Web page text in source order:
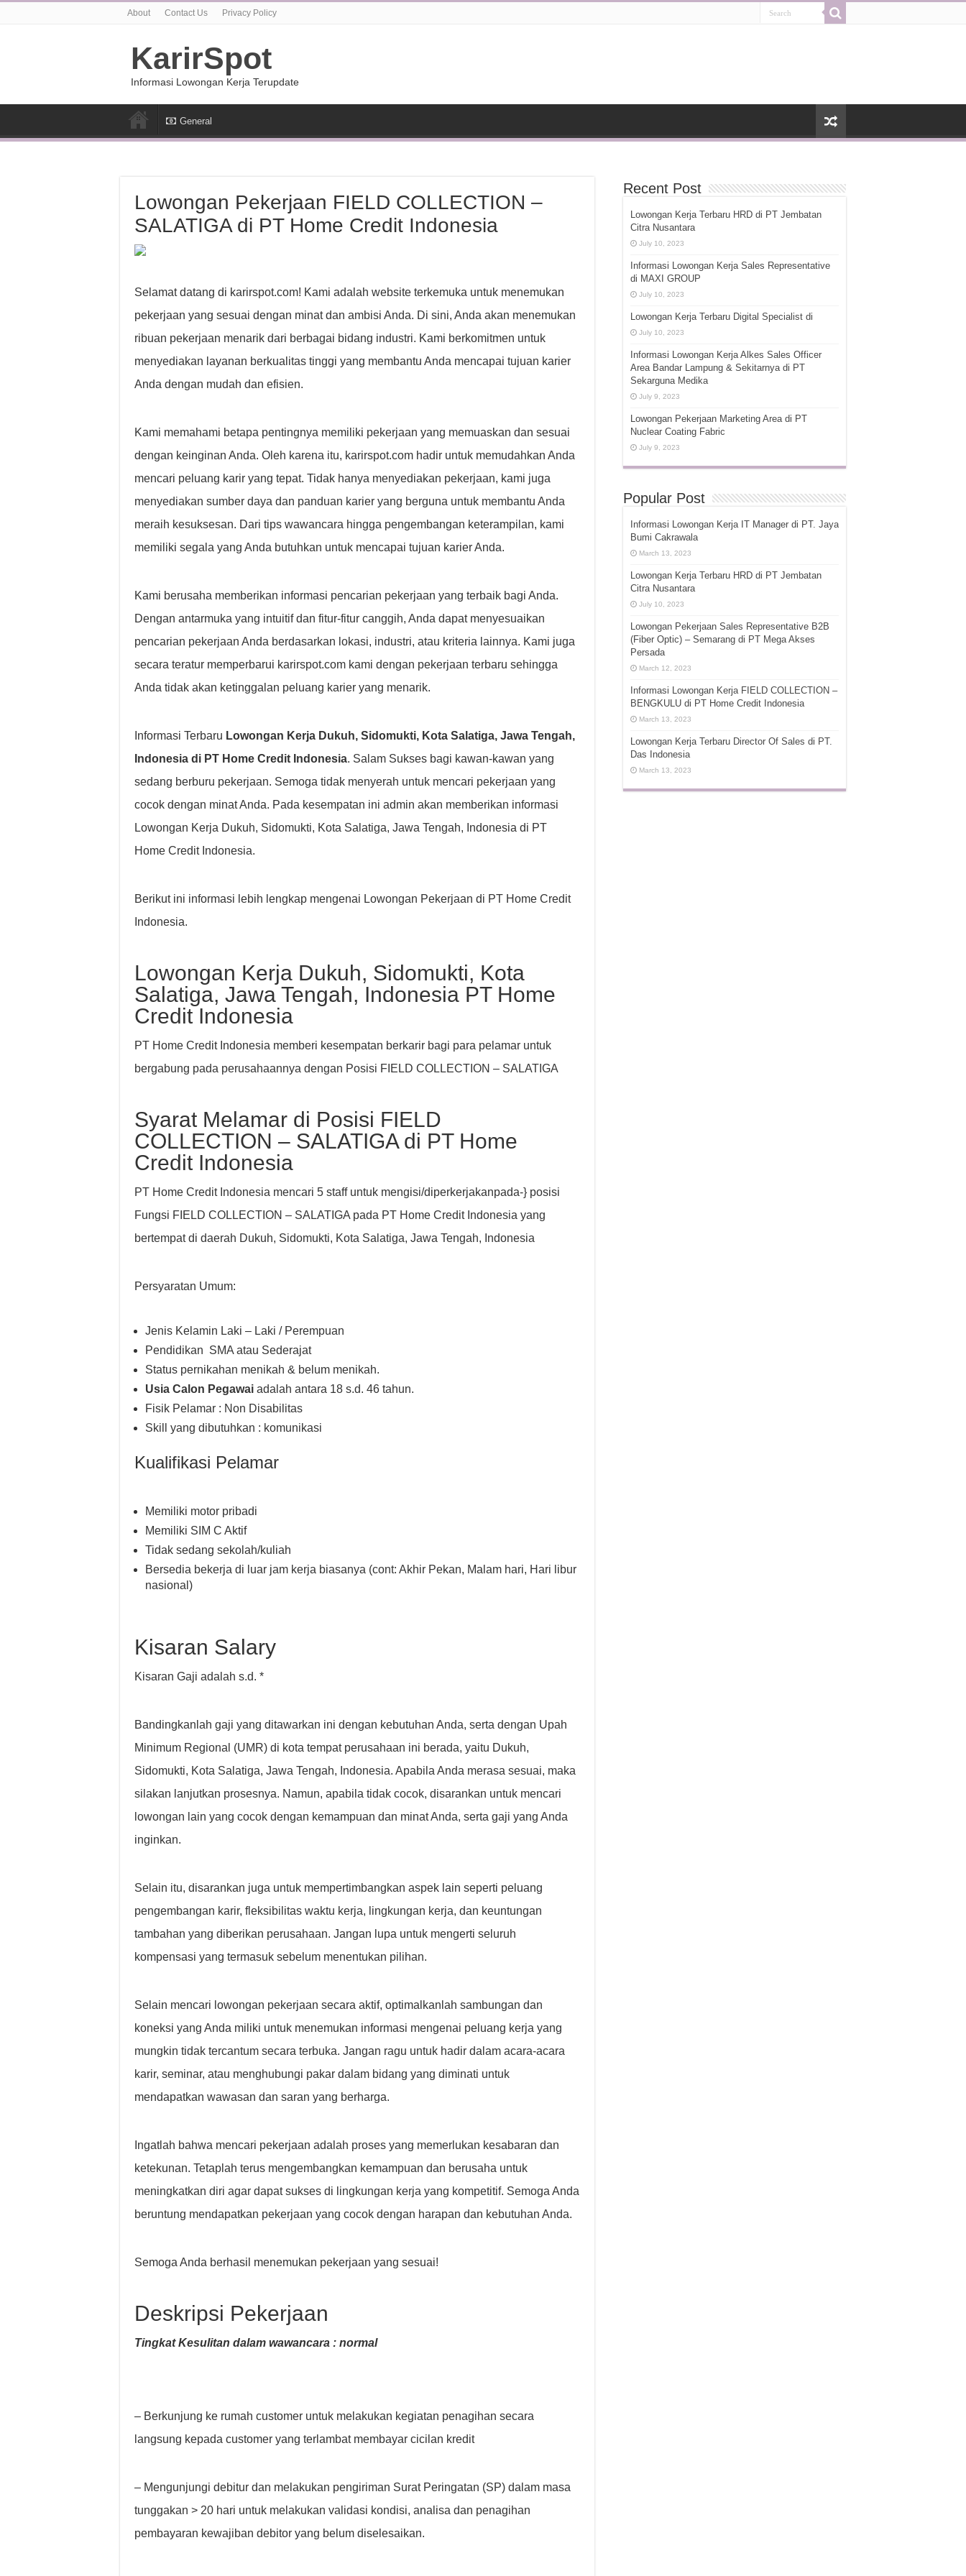
About Contact Us Privacy Policy
KarirSpot
Informasi Lowongan Kerja Terupdate
General
Lowongan Pekerjaan FIELD COLLECTION –
SALATIGA di PT Home Credit Indonesia
Selamat datang di karirspot.com! Kami adalah website terkemuka untuk menemukan
pekerjaan yang sesuai dengan minat dan ambisi Anda. Di sini, Anda akan menemukan
ribuan pekerjaan menarik dari berbagai bidang industri. Kami berkomitmen untuk
menyediakan layanan berkualitas tinggi yang membantu Anda mencapai tujuan karier
Anda dengan mudah dan efisien.
Kami memahami betapa pentingnya memiliki pekerjaan yang memuaskan dan sesuai
dengan keinginan Anda. Oleh karena itu, karirspot.com hadir untuk memudahkan Anda
mencari peluang karir yang tepat. Tidak hanya menyediakan pekerjaan, kami juga
menyediakan sumber daya dan panduan karier yang berguna untuk membantu Anda
meraih kesuksesan. Dari tips wawancara hingga pengembangan keterampilan, kami
memiliki segala yang Anda butuhkan untuk mencapai tujuan karier Anda.
Kami berusaha memberikan informasi pencarian pekerjaan yang terbaik bagi Anda.
Dengan antarmuka yang intuitif dan fitur-fitur canggih, Anda dapat menyesuaikan
pencarian pekerjaan Anda berdasarkan lokasi, industri, atau kriteria lainnya. Kami juga
secara teratur memperbarui karirspot.com kami dengan pekerjaan terbaru sehingga
Anda tidak akan ketinggalan peluang karier yang menarik.
Informasi Terbaru Lowongan Kerja Dukuh, Sidomukti, Kota Salatiga, Jawa Tengah,
Indonesia di PT Home Credit Indonesia. Salam Sukses bagi kawan-kawan yang
sedang berburu pekerjaan. Semoga tidak menyerah untuk mencari pekerjaan yang
cocok dengan minat Anda. Pada kesempatan ini admin akan memberikan informasi
Lowongan Kerja Dukuh, Sidomukti, Kota Salatiga, Jawa Tengah, Indonesia di PT
Home Credit Indonesia.
Berikut ini informasi lebih lengkap mengenai Lowongan Pekerjaan di PT Home Credit
Indonesia.
Lowongan Kerja Dukuh, Sidomukti, Kota
Salatiga, Jawa Tengah, Indonesia PT Home
Credit Indonesia
PT Home Credit Indonesia memberi kesempatan berkarir bagi para pelamar untuk
bergabung pada perusahaannya dengan Posisi FIELD COLLECTION – SALATIGA
Syarat Melamar di Posisi FIELD
COLLECTION – SALATIGA di PT Home
Credit Indonesia
PT Home Credit Indonesia mencari 5 staff untuk mengisi/diperkerjakanpada-} posisi
Fungsi FIELD COLLECTION – SALATIGA pada PT Home Credit Indonesia yang
bertempat di daerah Dukuh, Sidomukti, Kota Salatiga, Jawa Tengah, Indonesia
Persyaratan Umum:
Jenis Kelamin Laki – Laki / Perempuan
Pendidikan SMA atau Sederajat
Status pernikahan menikah & belum menikah.
Usia Calon Pegawai adalah antara 18 s.d. 46 tahun.
Fisik Pelamar : Non Disabilitas
Skill yang dibutuhkan : komunikasi
Kualifikasi Pelamar
Memiliki motor pribadi
Memiliki SIM C Aktif
Tidak sedang sekolah/kuliah
Bersedia bekerja di luar jam kerja biasanya (cont: Akhir Pekan, Malam hari, Hari libur
nasional)
Kisaran Salary
Kisaran Gaji adalah s.d. *
Bandingkanlah gaji yang ditawarkan ini dengan kebutuhan Anda, serta dengan Upah
Minimum Regional (UMR) di kota tempat perusahaan ini berada, yaitu Dukuh,
Sidomukti, Kota Salatiga, Jawa Tengah, Indonesia. Apabila Anda merasa sesuai, maka
silakan lanjutkan prosesnya. Namun, apabila tidak cocok, disarankan untuk mencari
lowongan lain yang cocok dengan kemampuan dan minat Anda, serta gaji yang Anda
inginkan.
Selain itu, disarankan juga untuk mempertimbangkan aspek lain seperti peluang
pengembangan karir, fleksibilitas waktu kerja, lingkungan kerja, dan keuntungan
tambahan yang diberikan perusahaan. Jangan lupa untuk mengerti seluruh
kompensasi yang termasuk sebelum menentukan pilihan.
Selain mencari lowongan pekerjaan secara aktif, optimalkanlah sambungan dan
koneksi yang Anda miliki untuk menemukan informasi mengenai peluang kerja yang
mungkin tidak tercantum secara terbuka. Jangan ragu untuk hadir dalam acara-acara
karir, seminar, atau menghubungi pakar dalam bidang yang diminati untuk
mendapatkan wawasan dan saran yang berharga.
Ingatlah bahwa mencari pekerjaan adalah proses yang memerlukan kesabaran dan
ketekunan. Tetaplah terus mengembangkan kemampuan dan berusaha untuk
meningkatkan diri agar dapat sukses di lingkungan kerja yang kompetitif. Semoga Anda
beruntung mendapatkan pekerjaan yang cocok dengan harapan dan kebutuhan Anda.
Semoga Anda berhasil menemukan pekerjaan yang sesuai!
Deskripsi Pekerjaan
Tingkat Kesulitan dalam wawancara : normal
– Berkunjung ke rumah customer untuk melakukan kegiatan penagihan secara
langsung kepada customer yang terlambat membayar cicilan kredit
– Mengunjungi debitur dan melakukan pengiriman Surat Peringatan (SP) dalam masa
tunggakan > 20 hari untuk melakukan validasi kondisi, analisa dan penagihan
pembayaran kewajiban debitor yang belum diselesaikan.
Recent Post
Lowongan Kerja Terbaru HRD di PT Jembatan
Citra Nusantara
July 10, 2023
Informasi Lowongan Kerja Sales Representative
di MAXI GROUP
July 10, 2023
Lowongan Kerja Terbaru Digital Specialist di
July 10, 2023
Informasi Lowongan Kerja Alkes Sales Officer
Area Bandar Lampung & Sekitarnya di PT
Sekarguna Medika
July 9, 2023
Lowongan Pekerjaan Marketing Area di PT
Nuclear Coating Fabric
July 9, 2023
Popular Post
Informasi Lowongan Kerja IT Manager di PT. Jaya
Bumi Cakrawala
March 13, 2023
Lowongan Kerja Terbaru HRD di PT Jembatan
Citra Nusantara
July 10, 2023
Lowongan Pekerjaan Sales Representative B2B
(Fiber Optic) – Semarang di PT Mega Akses
Persada
March 12, 2023
Informasi Lowongan Kerja FIELD COLLECTION –
BENGKULU di PT Home Credit Indonesia
March 13, 2023
Lowongan Kerja Terbaru Director Of Sales di PT.
Das Indonesia
March 13, 2023